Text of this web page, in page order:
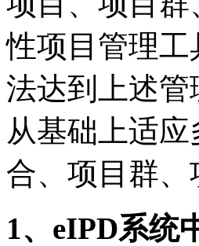
性项目管理工
法达到上述管
从基础上适
合、项目群
1、 eIPD系统